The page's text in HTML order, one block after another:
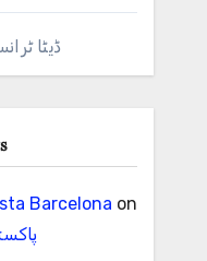
ڈیٹا
Barcelona on